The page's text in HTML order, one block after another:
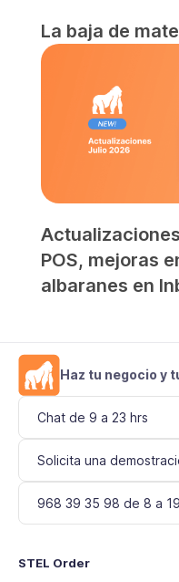
La baja de
POS, mejoras
albaranes en
Haz tu negocio y
Chat de 9 a 23 hrs
Solicita una
968 39 35 98 de 8 a
STEL Order